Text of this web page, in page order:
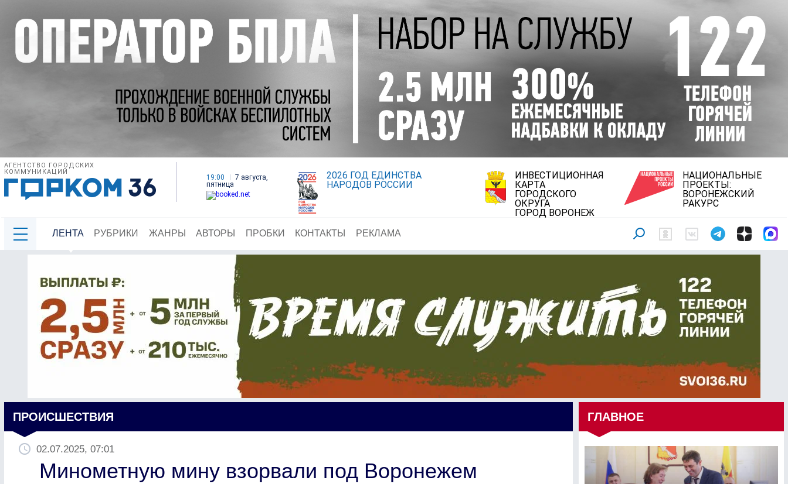
АГЕНТСТВО ГОРОДСКИХ
КОММУНИКАЦИЙ
19:00
7 августа,
пятница
2026 ГОД ЕДИНСТВА
НАРОДОВ РОССИИ
ИНВЕСТИЦИОННАЯ
КАРТА
ГОРОДСКОГО
ОКРУГА
ГОРОД ВОРОНЕЖ
НАЦИОНАЛЬНЫЕ
ПРОЕКТЫ:
ВОРОНЕЖСКИЙ
РАКУРС
ЛЕНТА РУБРИКИ ЖАНРЫ АВТОРЫ ПРОБКИ КОНТАКТЫ РЕКЛАМА
ПРОИСШЕСТВИЯ
02.07.2025, 07:01
Минометную мину взорвали под Воронежем
ГЛАВНОЕ